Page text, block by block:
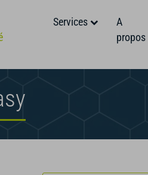
Services
A
propos